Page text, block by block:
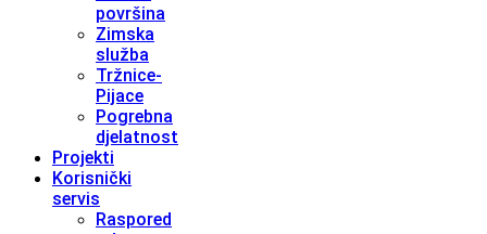
površina
Zimska
služba
Tržnice-
Pijace
Pogrebna
djelatnost
Projekti
Korisnički
servis
Raspored